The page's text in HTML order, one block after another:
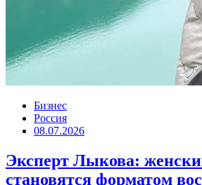
Бизнес
Россия
08.07.2026
Эксперт Лыкова:
становятся форматом